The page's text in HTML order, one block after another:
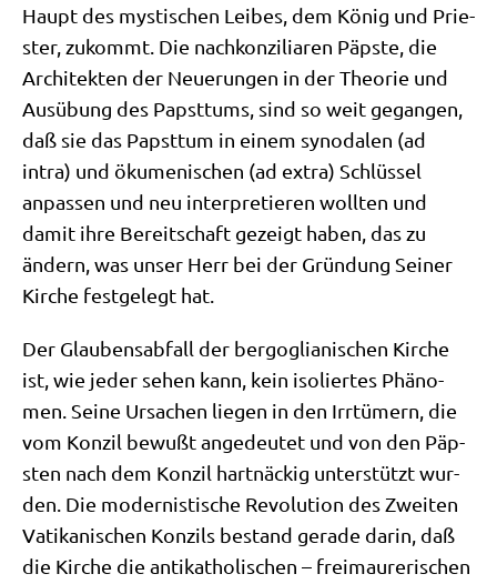
Haupt des mysti­schen Lei­bes, dem König und Prie­
ster, zukommt. Die nach­kon­zi­lia­ren Päp­ste, die
Archi­tek­ten der Neue­run­gen in der Theo­rie und
Aus­übung des Papst­tums, sind so weit gegan­gen,
daß sie das Papst­tum in einem syn­oda­len (ad
intra) und öku­me­ni­schen (ad extra) Schlüs­sel
anpas­sen und neu inter­pre­tie­ren woll­ten und
damit ihre Bereit­schaft gezeigt haben, das zu
ändern, was unser Herr bei der Grün­dung Sei­ner
Kir­che fest­ge­legt hat.
Der Glau­bens­ab­fall der berg­o­glia­ni­schen Kir­che
ist, wie jeder sehen kann, kein iso­lier­tes Phä­no­
men. Sei­ne Ursa­chen lie­gen in den Irr­tü­mern, die
vom Kon­zil bewußt ange­deu­tet und von den Päp­
sten nach dem Kon­zil hart­näckig unter­stützt wur­
den. Die moder­ni­sti­sche Revo­lu­ti­on des Zwei­ten
Vati­ka­ni­schen Kon­zils bestand gera­de dar­in, daß
die Kir­che die anti­ka­tho­li­schen – frei­mau­re­ri­schen